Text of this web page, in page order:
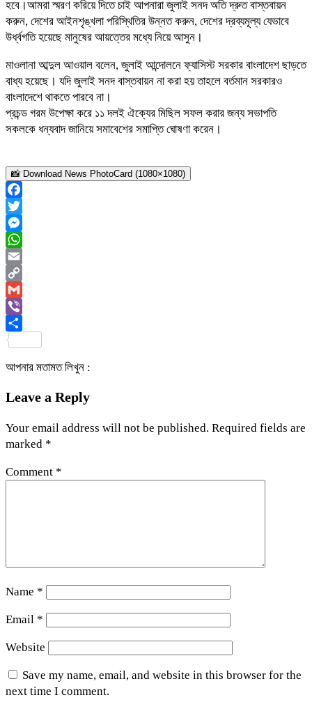
হবে।আমরা স্মরণ করিয়ে দিতে চাই আপনারা জুলাই সনদ অতি দ্রুত বাস্তবায়ন
করুন, দেশের আইনশৃঙ্খলা পরিস্থিতির উন্নত করুন, দেশের দ্রব্যমূল্য যেভাবে
উর্ধ্বগতি হয়েছে মানুষের আয়ত্তের মধ্যে নিয়ে আসুন।
মাওলানা আব্দুল আওয়াল বলেন, জুলাই আন্দোলনে ফ্যাসিস্ট সরকার বাংলাদেশ ছাড়তে
বাধ্য হয়েছে। যদি জুলাই সনদ বাস্তবায়ন না করা হয় তাহলে বর্তমান সরকারও
বাংলাদেশে থাকতে পারবে না।
প্রচন্ড গরম উপেক্ষা করে ১১ দলই ঐক্যের মিছিল সফল করার জন্য সভাপতি
সকলকে ধন্যবাদ জানিয়ে সমাবেশের সমাপ্তি ঘোষণা করেন।
📸 Download News PhotoCard (1080×1080)
Facebook
Twitter
Messenger
WhatsApp
Email
Copy
Link
Gmail
Viber
আপনার মতামত লিখুন :
Leave a Reply
Your email address will not be published. Required fields are
marked *
Comment *
Name *
Email *
Website
Save my name, email, and website in this browser for the
next time I comment.